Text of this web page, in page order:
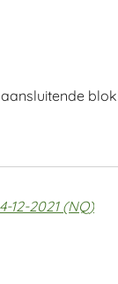
12-2021 (NQ)